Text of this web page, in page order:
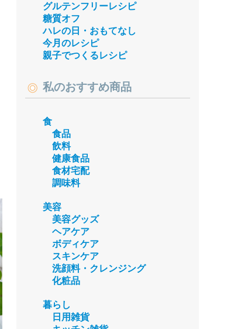
グルテンフリーレシピ
糖質オフ
ハレの日・おもてなし
今月のレシピ
親子でつくるレシピ
私のおすすめ商品
食
食品
飲料
健康食品
食材宅配
調味料
美容
美容グッズ
ヘアケア
ボディケア
スキンケア
洗顔料・クレンジング
化粧品
暮らし
日用雑貨